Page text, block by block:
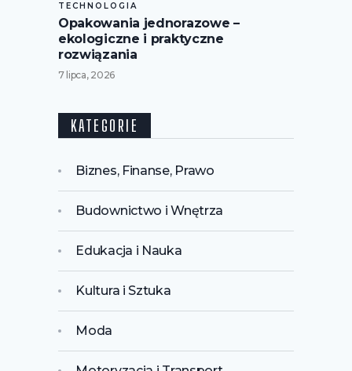
TECHNOLOGIA
Opakowania jednorazowe –
ekologiczne i praktyczne
rozwiązania
7 lipca, 2026
KATEGORIE
Biznes, Finanse, Prawo
Budownictwo i Wnętrza
Edukacja i Nauka
Kultura i Sztuka
Moda